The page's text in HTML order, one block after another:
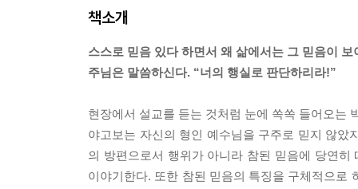
책소개
스스로 믿음 있다 하면서 왜 삶에서는 그 믿음이 보
주님은 말씀하신다. “너의 행실로 판단하리라!”
현장에서 설교를 듣는 것처럼 눈에 쏙쏙 들어오는
야고보는 자신의 형인 예수님을 구주로 믿지 않
의 방편으로서 행위가 아니라 참된 믿음에 당연
이야기한다. 또한 참된 믿음의 특징을 구체적으로